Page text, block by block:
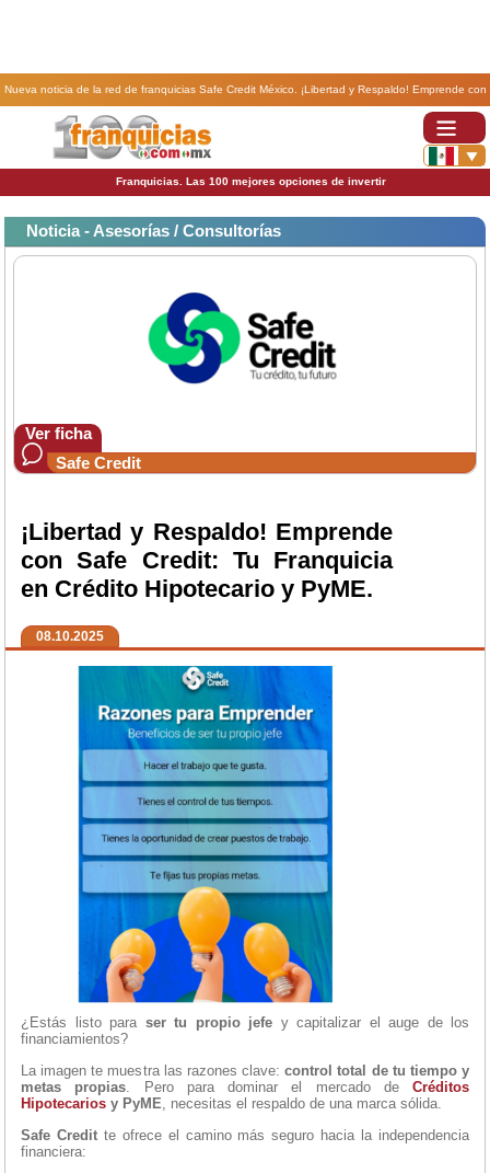
Nueva noticia de la red de franquicias Safe Credit México. ¡Libertad y Respaldo! Emprende con
Safe Credit: Tu Franquicia en Crédito Hipotecario y PyME..
Franquicias. Las 100 mejores opciones de invertir
Noticia - Asesorías / Consultorías
Ver ficha
Safe Credit
¡Libertad y Respaldo! Emprende
con Safe Credit: Tu Franquicia
en Crédito Hipotecario y PyME.
08.10.2025
¿Estás listo para ser tu propio jefe y capitalizar el auge de los
financiamientos?
La imagen te muestra las razones clave:control total de tu tiempo y
metas propias . Pero para dominar el mercado de Créditos
Hipotecarios y PyME , necesitas el respaldo de una marca sólida.
Safe Creditte ofrece el camino más seguro hacia la independencia
financiera: